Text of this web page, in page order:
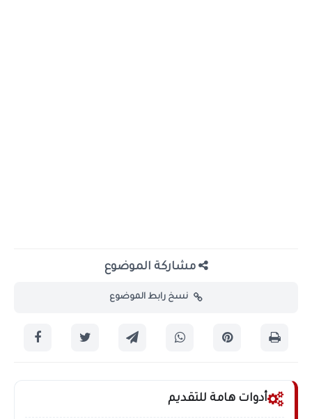
مشاركة الموضوع
نسخ رابط الموضوع
أدوات هامة للتقديم